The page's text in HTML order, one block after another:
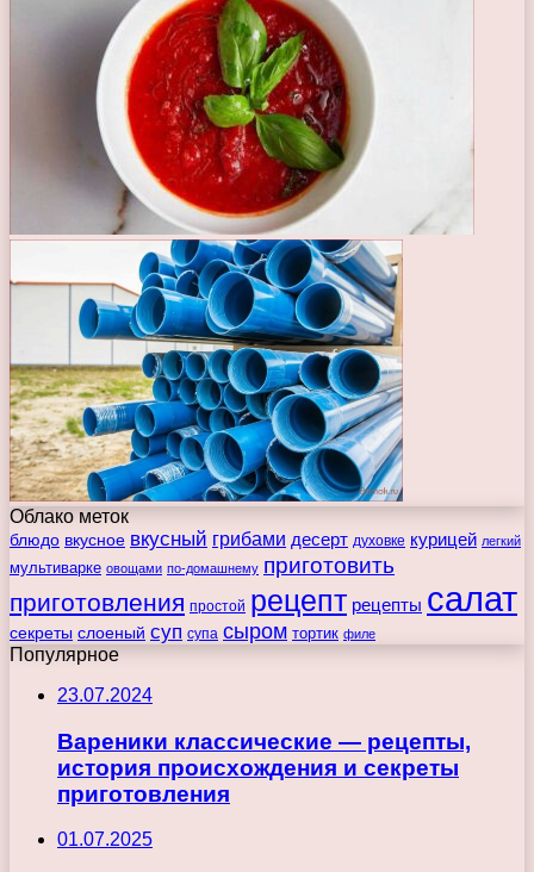
Облако меток
блюдо вкусное вкусный грибами десерт духовке курицей легкий
мультиварке овощами по-домашнему приготовить
приготовления простой рецепт рецепты салат
секреты слоеный суп супа сыром тортик филе
Популярное
23.07.2024
Вареники классические — рецепты,
история происхождения и секреты
приготовления
01.07.2025